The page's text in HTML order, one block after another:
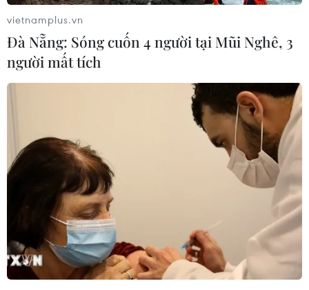
Việt Nam), giá dầu ngọt nhẹ Mỹ (WTI) cũng tăng 14 xu
Mỹ (0,2%) lên 71,05 USD/thùng.
Giá dầu thô tại thị trường Mỹ chạm mức
vietnamplus.vn
Đà Nẵng: Sóng cuốn 4 người tại Mũi Nghê, 3
người mất tích